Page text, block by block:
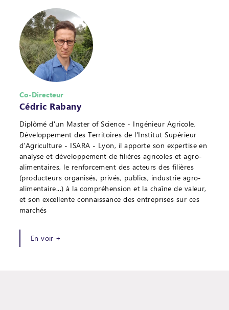
Co-Directeur
Cédric Rabany
Diplômé d'un Master of Science - Ingénieur Agricole,
Développement des Territoires de l'Institut Supérieur
d’Agriculture - ISARA - Lyon, il apporte son expertise en
analyse et développement de filières agricoles et agro-
alimentaires, le renforcement des acteurs des filières
(producteurs organisés, privés, publics, industrie agro-
alimentaire...) à la compréhension et la chaîne de valeur,
et son excellente connaissance des entreprises sur ces
marchés
En voir +